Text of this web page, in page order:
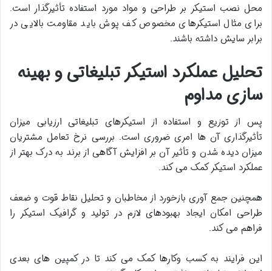
محل نصب استیکر بر طراحی و مواد مورد استفاده تأثیرگذار است.
برای مثال استیکرهای مخصوص کف پوش باید مقاومت بالایی در
برابر سایش داشته باشند.
تحلیل عملکرد استیکر تبلیغاتی و بهینه
سازی مداوم
پس از توزیع و استفاده از استیکرهای تبلیغاتی ارزیابی میزان
تأثیرگذاری آن ها امری ضروری است. بررسی نرخ تعامل مشتریان
میزان دیده شدن و تأثیر آن بر افزایش آگاهی از برند به درک بهتر از
عملکرد استیکر کمک می کند.
همچنین جمع آوری بازخورد از مخاطبان و تحلیل نقاط قوت و ضعف
طراحی امکان ایجاد بهبودهای لازم در تولید و گرافیک استیکر را
فراهم می کند.
این فرایند به کسب وکارها کمک می کند تا در کمپین های بعدی